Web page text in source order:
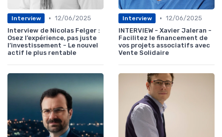
Interview • 12/06/2025
Interview de Nicolas Felger :
Osez l’expérience, pas juste
l’investissement - Le nouvel
actif le plus rentable
Interview • 12/06/2025
INTERVIEW - Xavier Jaleran -
Facilitez le financement de
vos projets associatifs avec
Vente Solidaire